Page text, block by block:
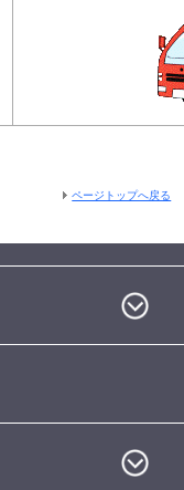
ページトップへ戻る